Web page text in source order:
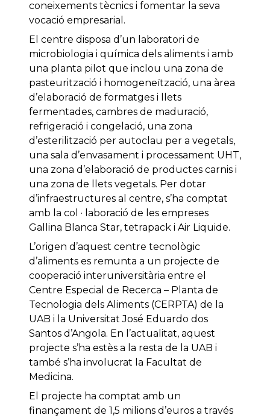
coneixements tècnics i fomentar la seva
vocació empresarial.
El centre disposa d’un laboratori de
microbiologia i química dels aliments i amb
una planta pilot que inclou una zona de
pasteurització i homogeneïtzació, una àrea
d’elaboració de formatges i llets
fermentades, cambres de maduració,
refrigeració i congelació, una zona
d’esterilització per autoclau per a vegetals,
una sala d’envasament i processament UHT,
una zona d’elaboració de productes carnis i
una zona de llets vegetals. Per dotar
d’infraestructures al centre, s’ha comptat
amb la col · laboració de les empreses
Gallina Blanca Star, tetrapack i Air Liquide.
L’origen d’aquest centre tecnològic
d’aliments es remunta a un projecte de
cooperació interuniversitària entre el
Centre Especial de Recerca – Planta de
Tecnologia dels Aliments (CERPTA) de la
UAB i la Universitat José Eduardo dos
Santos d’Angola. En l’actualitat, aquest
projecte s’ha estès a la resta de la UAB i
també s’ha involucrat la Facultat de
Medicina.
El projecte ha comptat amb un
finançament de 1,5 milions d’euros a través